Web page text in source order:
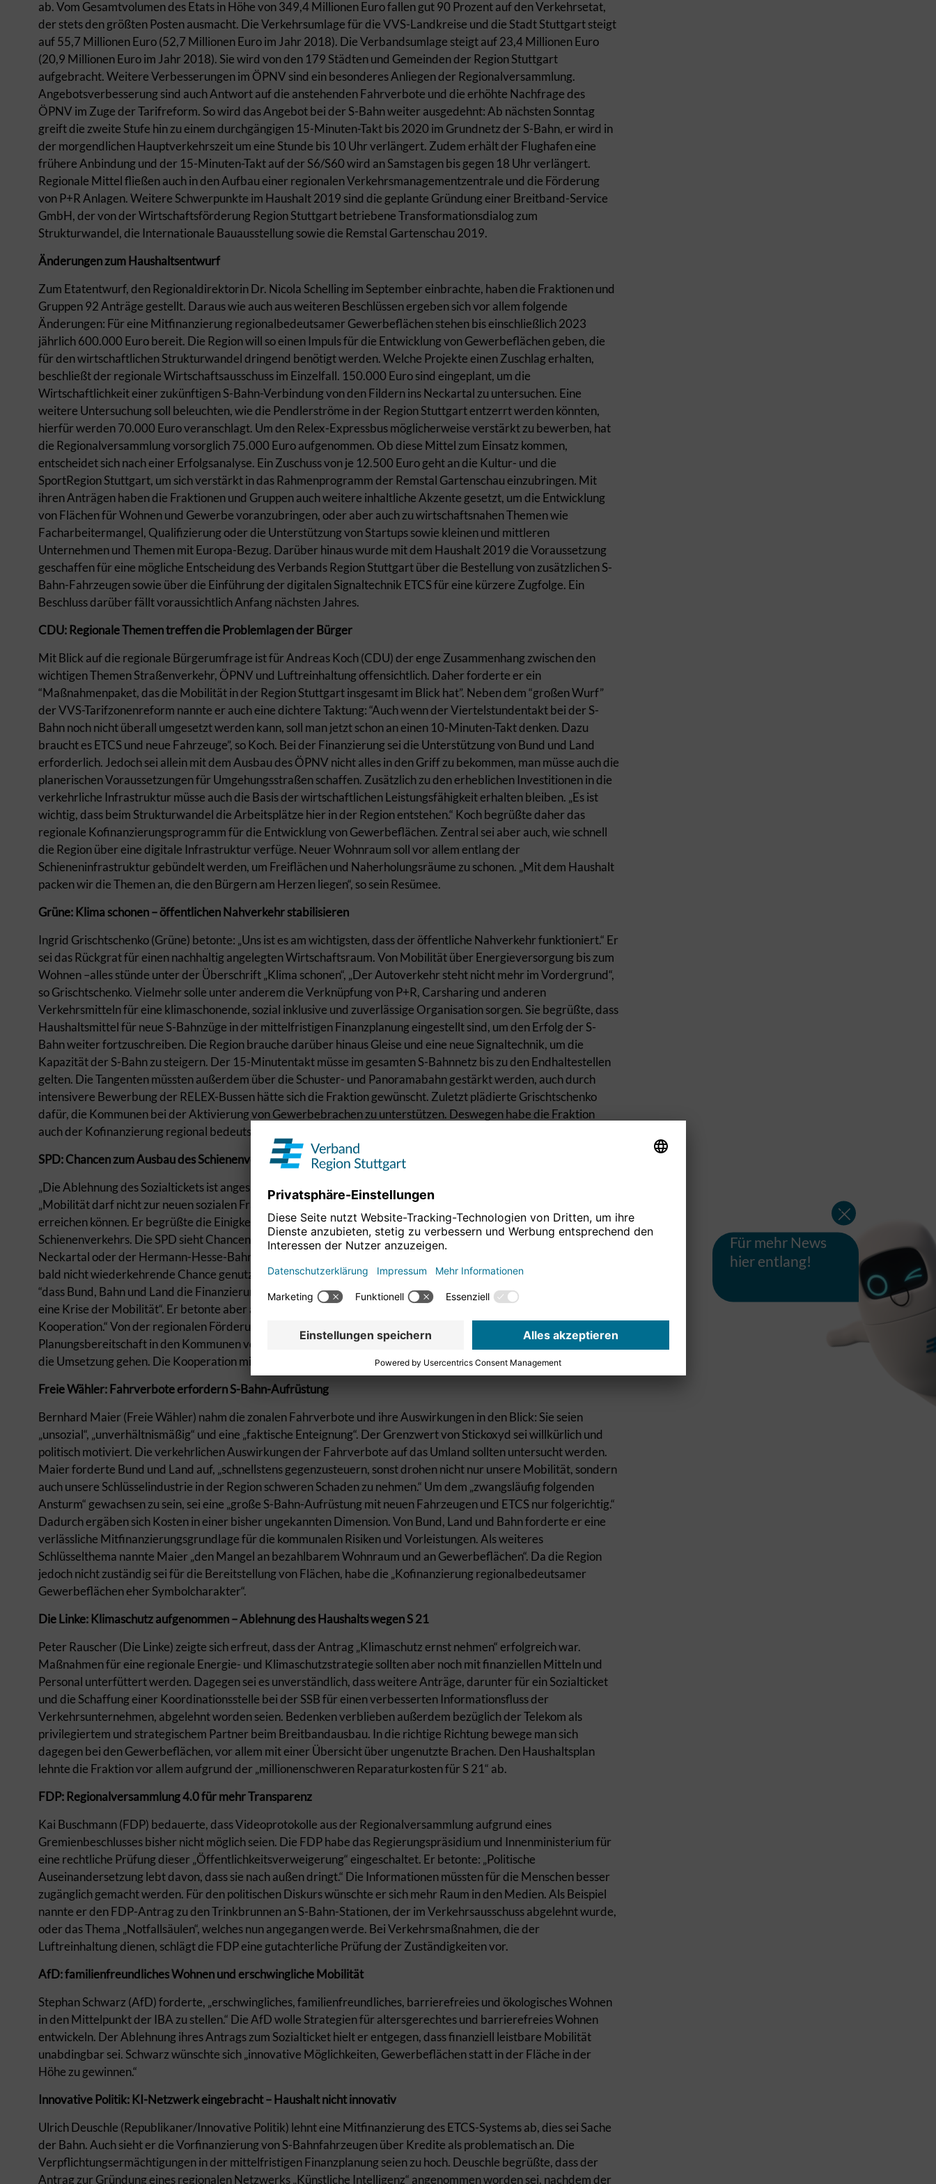
ab. Vom Gesamtvolumen des Etats in Höhe von 349,4 Millionen Euro fallen gut 90 Prozent auf den Verkehrsetat,
der stets den größten Posten ausmacht. Die Verkehrsumlage für die VVS-Landkreise und die Stadt Stuttgart steigt
auf 55,7 Millionen Euro (52,7 Millionen Euro im Jahr 2018). Die Verbandsumlage steigt auf 23,4 Millionen Euro
(20,9 Millionen Euro im Jahr 2018). Sie wird von den 179 Städten und Gemeinden der Region Stuttgart
aufgebracht. Weitere Verbesserungen im ÖPNV sind ein besonderes Anliegen der Regionalversammlung.
Angebotsverbesserung sind auch Antwort auf die anstehenden Fahrverbote und die erhöhte Nachfrage des
ÖPNV im Zuge der Tarifreform. So wird das Angebot bei der S-Bahn weiter ausgedehnt: Ab nächsten Sonntag
greift die zweite Stufe hin zu einem durchgängigen 15-Minuten-Takt bis 2020 im Grundnetz der S-Bahn, er wird in
der morgendlichen Hauptverkehrszeit um eine Stunde bis 10 Uhr verlängert. Zudem erhält der Flughafen eine
frühere Anbindung und der 15-Minuten-Takt auf der S6/S60 wird an Samstagen bis gegen 18 Uhr verlängert.
Regionale Mittel fließen auch in den Aufbau einer regionalen Verkehrsmanagementzentrale und die Förderung
von P+R Anlagen. Weitere Schwerpunkte im Haushalt 2019 sind die geplante Gründung einer Breitband-Service
GmbH, der von der Wirtschaftsförderung Region Stuttgart betriebene Transformationsdialog zum
Strukturwandel, die Internationale Bauausstellung sowie die Remstal Gartenschau 2019.
Änderungen zum Haushaltsentwurf
Zum Etatentwurf, den Regionaldirektorin Dr. Nicola Schelling im September einbrachte, haben die Fraktionen und
Gruppen 92 Anträge gestellt. Daraus wie auch aus weiteren Beschlüssen ergeben sich vor allem folgende
Änderungen: Für eine Mitfinanzierung regionalbedeutsamer Gewerbeflächen stehen bis einschließlich 2023
jährlich 600.000 Euro bereit. Die Region will so einen Impuls für die Entwicklung von Gewerbeflächen geben, die
für den wirtschaftlichen Strukturwandel dringend benötigt werden. Welche Projekte einen Zuschlag erhalten,
beschließt der regionale Wirtschaftsausschuss im Einzelfall. 150.000 Euro sind eingeplant, um die
Wirtschaftlichkeit einer zukünftigen S-Bahn-Verbindung von den Fildern ins Neckartal zu untersuchen. Eine
weitere Untersuchung soll beleuchten, wie die Pendlerströme in der Region Stuttgart entzerrt werden könnten,
hierfür werden 70.000 Euro veranschlagt. Um den Relex-Expressbus möglicherweise verstärkt zu bewerben, hat
die Regionalversammlung vorsorglich 75.000 Euro aufgenommen. Ob diese Mittel zum Einsatz kommen,
entscheidet sich nach einer Erfolgsanalyse. Ein Zuschuss von je 12.500 Euro geht an die Kultur- und die
SportRegion Stuttgart, um sich verstärkt in das Rahmenprogramm der Remstal Gartenschau einzubringen. Mit
ihren Anträgen haben die Fraktionen und Gruppen auch weitere inhaltliche Akzente gesetzt, um die Entwicklung
von Flächen für Wohnen und Gewerbe voranzubringen, oder aber auch zu wirtschaftsnahen Themen wie
Facharbeitermangel, Qualifizierung oder die Unterstützung von Startups sowie kleinen und mittleren
Unternehmen und Themen mit Europa-Bezug. Darüber hinaus wurde mit dem Haushalt 2019 die Voraussetzung
geschaffen für eine mögliche Entscheidung des Verbands Region Stuttgart über die Bestellung von zusätzlichen S-
Bahn-Fahrzeugen sowie über die Einführung der digitalen Signaltechnik ETCS für eine kürzere Zugfolge. Ein
Beschluss darüber fällt voraussichtlich Anfang nächsten Jahres.
CDU: Regionale Themen treffen die Problemlagen der Bürger
Mit Blick auf die regionale Bürgerumfrage ist für Andreas Koch (CDU) der enge Zusammenhang zwischen den
wichtigen Themen Straßenverkehr, ÖPNV und Luftreinhaltung offensichtlich. Daher forderte er ein
“Maßnahmenpaket, das die Mobilität in der Region Stuttgart insgesamt im Blick hat”. Neben dem “großen Wurf”
der VVS-Tarifzonenreform nannte er auch eine dichtere Taktung: “Auch wenn der Viertelstundentakt bei der S-
Bahn noch nicht überall umgesetzt werden kann, soll man jetzt schon an einen 10-Minuten-Takt denken. Dazu
braucht es ETCS und neue Fahrzeuge”, so Koch. Bei der Finanzierung sei die Unterstützung von Bund und Land
erforderlich. Jedoch sei allein mit dem Ausbau des ÖPNV nicht alles in den Griff zu bekommen, man müsse auch die
planerischen Voraussetzungen für Umgehungsstraßen schaffen. Zusätzlich zu den erheblichen Investitionen in die
verkehrliche Infrastruktur müsse auch die Basis der wirtschaftlichen Leistungsfähigkeit erhalten bleiben. „Es ist
wichtig, dass beim Strukturwandel die Arbeitsplätze hier in der Region entstehen.“ Koch begrüßte daher das
regionale Kofinanzierungsprogramm für die Entwicklung von Gewerbeflächen. Zentral sei aber auch, wie schnell
die Region über eine digitale Infrastruktur verfüge. Neuer Wohnraum soll vor allem entlang der
Schieneninfrastruktur gebündelt werden, um Freiflächen und Naherholungsräume zu schonen. „Mit dem Haushalt
packen wir die Themen an, die den Bürgern am Herzen liegen“, so sein Resümee.
Grüne: Klima schonen – öffentlichen Nahverkehr stabilisieren
Ingrid Grischtschenko (Grüne) betonte: „Uns ist es am wichtigsten, dass der öffentliche Nahverkehr funktioniert.“ Er
sei das Rückgrat für einen nachhaltig angelegten Wirtschaftsraum. Von Mobilität über Energieversorgung bis zum
Wohnen –alles stünde unter der Überschrift „Klima schonen“, „Der Autoverkehr steht nicht mehr im Vordergrund“,
so Grischtschenko. Vielmehr solle unter anderem die Verknüpfung von P+R, Carsharing und anderen
Verkehrsmitteln für eine klimaschonende, sozial inklusive und zuverlässige Organisation sorgen. Sie begrüßte, dass
Haushaltsmittel für neue S-Bahnzüge in der mittelfristigen Finanzplanung eingestellt sind, um den Erfolg der S-
Bahn weiter fortzuschreiben. Die Region brauche darüber hinaus Gleise und eine neue Signaltechnik, um die
Kapazität der S-Bahn zu steigern. Der 15-Minutentakt müsse im gesamten S-Bahnnetz bis zu den Endhaltestellen
gelten. Die Tangenten müssten außerdem über die Schuster- und Panoramabahn gestärkt werden, auch durch
intensivere Bewerbung der RELEX-Bussen hätte sich die Fraktion gewünscht. Zuletzt plädierte Grischtschenko
dafür, die Kommunen bei der Aktivierung von Gewerbebrachen zu unterstützen. Deswegen habe die Fraktion
auch der Kofinanzierung regional bedeutsamer Gewerbeflächen zugestimmt.
SPD: Chancen zum Ausbau des Schienenverkehrs nutzen
„Die Ablehnung des Sozialtickets ist angesichts der Fahrverbote nicht verständlich“, sagte Jürgen Lämmle (SPD).
„Mobilität darf nicht zur neuen sozialen Frage werden.“ Die Menschen müssten nach wie vor ihre Arbeitsplätze
erreichen können. Er begrüßte die Einigkeit in der Regionalversammlung für einen deutlichen Ausbau des
Schienenverkehrs. Die SPD sieht Chancen beispielsweise bei einer Schienenverbindung von den Fildern ins
Neckartal oder der Hermann-Hesse-Bahn. Auch für eine Vollintegration des Landkreises Göppingen sollte „die so
bald nicht wiederkehrende Chance genutzt werden“. Für die Fahrzeugbeschaffung und ETCS erwartet die SPD,
“dass Bund, Bahn und Land die Finanzierung in weiten Teilen mittragen.“ Lämmle weiter: „Was wir jetzt erleben, ist
eine Krise der Mobilität“. Er betonte aber auch: „In Krisen wächst die Bedeutung der Region und die regionale
Kooperation.“ Von der regionalen Förderung für mehr Gewerbeflächen erhofft er, dass sie die
Planungsbereitschaft in den Kommunen vergrößere. Bei der IBA soll es nun, nachdem die Gremien besetzt sind, an
die Umsetzung gehen. Die Kooperation mit der Telekom beim Breitband-Ausbau trage seine Fraktion mit.
Freie Wähler: Fahrverbote erfordern S-Bahn-Aufrüstung
Bernhard Maier (Freie Wähler) nahm die zonalen Fahrverbote und ihre Auswirkungen in den Blick: Sie seien
„unsozial“, „unverhältnismäßig“ und eine „faktische Enteignung“. Der Grenzwert von Stickoxyd sei willkürlich und
politisch motiviert. Die verkehrlichen Auswirkungen der Fahrverbote auf das Umland sollten untersucht werden.
Maier forderte Bund und Land auf, „schnellstens gegenzusteuern, sonst drohen nicht nur unsere Mobilität, sondern
auch unsere Schlüsselindustrie in der Region schweren Schaden zu nehmen.“ Um dem „zwangsläufig folgenden
Ansturm“ gewachsen zu sein, sei eine „große S-Bahn-Aufrüstung mit neuen Fahrzeugen und ETCS nur folgerichtig.“
Dadurch ergäben sich Kosten in einer bisher ungekannten Dimension. Von Bund, Land und Bahn forderte er eine
verlässliche Mitfinanzierungsgrundlage für die kommunalen Risiken und Vorleistungen. Als weiteres
Schlüsselthema nannte Maier „den Mangel an bezahlbarem Wohnraum und an Gewerbeflächen“. Da die Region
jedoch nicht zuständig sei für die Bereitstellung von Flächen, habe die „Kofinanzierung regionalbedeutsamer
Gewerbeflächen eher Symbolcharakter“.
Die Linke: Klimaschutz aufgenommen – Ablehnung des Haushalts wegen S 21
Peter Rauscher (Die Linke) zeigte sich erfreut, dass der Antrag „Klimaschutz ernst nehmen“ erfolgreich war.
Maßnahmen für eine regionale Energie- und Klimaschutzstrategie sollten aber noch mit finanziellen Mitteln und
Personal unterfüttert werden. Dagegen sei es unverständlich, dass weitere Anträge, darunter für ein Sozialticket
und die Schaffung einer Koordinationsstelle bei der SSB für einen verbesserten Informationsfluss der
Verkehrsunternehmen, abgelehnt worden seien. Bedenken verblieben außerdem bezüglich der Telekom als
privilegiertem und strategischem Partner beim Breitbandausbau. In die richtige Richtung bewege man sich
dagegen bei den Gewerbeflächen, vor allem mit einer Übersicht über ungenutzte Brachen. Den Haushaltsplan
lehnte die Fraktion vor allem aufgrund der „millionenschweren Reparaturkosten für S 21“ ab.
FDP: Regionalversammlung 4.0 für mehr Transparenz
Kai Buschmann (FDP) bedauerte, dass Videoprotokolle aus der Regionalversammlung aufgrund eines
Gremienbeschlusses bisher nicht möglich seien. Die FDP habe das Regierungspräsidium und Innenministerium für
eine rechtliche Prüfung dieser „Öffentlichkeitsverweigerung“ eingeschaltet. Er betonte: „Politische
Auseinandersetzung lebt davon, dass sie nach außen dringt.“ Die Informationen müssten für die Menschen besser
zugänglich gemacht werden. Für den politischen Diskurs wünschte er sich mehr Raum in den Medien. Als Beispiel
nannte er den FDP-Antrag zu den Trinkbrunnen an S-Bahn-Stationen, der im Verkehrsausschuss abgelehnt wurde,
oder das Thema „Notfallsäulen“, welches nun angegangen werde. Bei Verkehrsmaßnahmen, die der
Luftreinhaltung dienen, schlägt die FDP eine gutachterliche Prüfung der Zuständigkeiten vor.
AfD: familienfreundliches Wohnen und erschwingliche Mobilität
Stephan Schwarz (AfD) forderte, „erschwingliches, familienfreundliches, barrierefreies und ökologisches Wohnen
in den Mittelpunkt der IBA zu stellen.“ Die AfD wolle Strategien für altersgerechtes und barrierefreies Wohnen
entwickeln. Der Ablehnung ihres Antrags zum Sozialticket hielt er entgegen, dass finanziell leistbare Mobilität
unabdingbar sei. Schwarz wünschte sich „innovative Möglichkeiten, Gewerbeflächen statt in der Fläche in der
Höhe zu gewinnen.“
Innovative Politik: KI-Netzwerk eingebracht – Haushalt nicht innovativ
Ulrich Deuschle (Republikaner/Innovative Politik) lehnt eine Mitfinanzierung des ETCS-Systems ab, dies sei Sache
der Bahn. Auch sieht er die Vorfinanzierung von S-Bahnfahrzeugen über Kredite als problematisch an. Die
Verpflichtungsermächtigungen in der mittelfristigen Finanzplanung seien zu hoch. Deuschle begrüßte, dass der
Antrag zur Gründung eines regionalen Netzwerks „Künstliche Intelligenz“ angenommen worden sei, nachdem der
Für mehr News
hier entlang!